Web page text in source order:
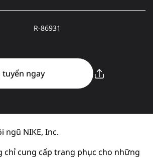
R-86931
tuyển ngay
ngũ NIKE, Inc.
chỉ cung cấp trang phục cho những